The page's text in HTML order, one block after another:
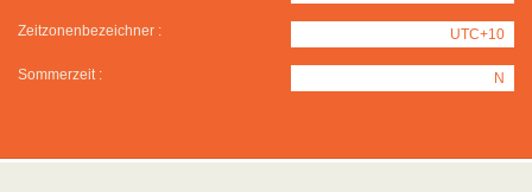
Zeitzonenbezeichner : UTC+10
Sommerzeit : N